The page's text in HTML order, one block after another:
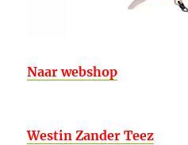
Naar webshop
Westin Zander Teez